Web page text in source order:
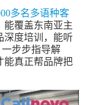
多名多语种客
能覆盖东南亚主
深度培训，能听
一步步指导解
能真正帮品牌把